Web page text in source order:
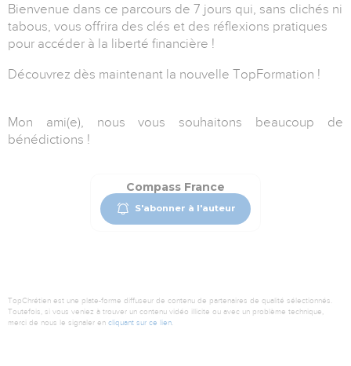
Bienvenue dans ce parcours de 7 jours qui, sans clichés ni
tabous, vous offrira des clés et des réflexions pratiques
pour accéder à la liberté financière !
Découvrez dès maintenant la nouvelle TopFormation !
Mon ami(e), nous vous souhaitons beaucoup de
bénédictions !
Compass France
S'abonner à l'auteur
TopChrétien est une plate-forme diffuseur de contenu de partenaires de qualité sélectionnés.
Toutefois, si vous veniez à trouver un contenu vidéo illicite ou avec un problème technique,
merci de nous le signaler en cliquant sur ce lien.